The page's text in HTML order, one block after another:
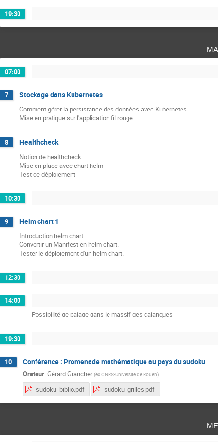
19:30
07:00
7 Stockage dans Kubernetes
Comment gérer la persistance des données avec Kubernetes
Mise en pratique sur l'application fil rouge
8 Healthcheck
Notion de healthcheck
Mise en place avec chart helm
Test de déploiement
10:30
9 Helm chart 1
Introduction helm chart.
Convertir un Manifest en helm chart.
Tester le déploiement d'un helm chart.
12:30
14:00
Possibilité de balade dans le massif des calanques
19:30
10 Conférence : Promenade mathématique au pays du sudoku
Orateur: Gérard Grancher (ex CNRS-Universite de Rouen)
sudoku_biblio.pdf sudoku_grilles.pdf